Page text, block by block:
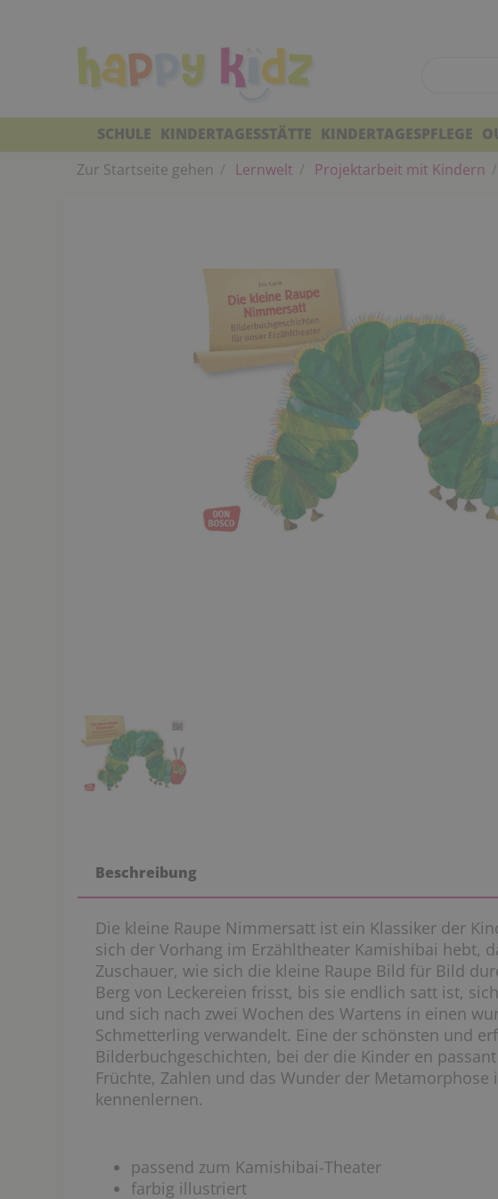
SCHULE KINDERTAGESSTÄTTE KINDERTAGESPFLEGE
Zur Startseite gehen
Lernwelt Projektarbeit mit Kindern
Beschreibung
Die kleine Raupe Nimmersatt ist ein Klassiker der
sich der Vorhang im Erzähltheater Kamishibai hebt,
Zuschauer, wie sich die kleine Raupe Bild für Bild
Berg von Leckereien frisst, bis sie endlich satt ist,
und sich nach zwei Wochen des Wartens in einen
Schmetterling verwandelt. Eine der schönsten und
Bilderbuchgeschichten, bei der die Kinder en
Früchte, Zahlen und das Wunder der Metamorphose
kennenlernen.
passend zum Kamishibai-Theater
farbig illustriert